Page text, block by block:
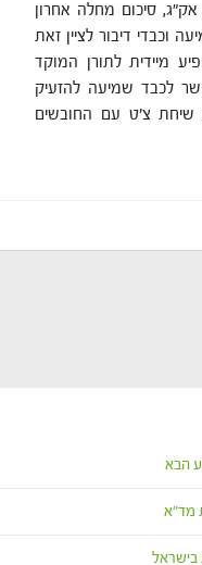
אק"ג, סיכום מחלה אחרון
וכבדי דיבור לציין זאת
מיידית לתורן המוקד
לכבד שמיעה להזעיק
שיחת צ'ט עם החובשים
הבא
מד"א
בישראל